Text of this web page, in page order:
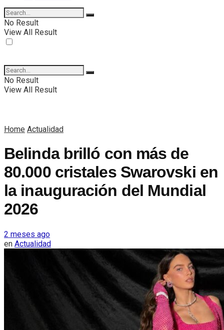
No Result
View All Result
No Result
View All Result
Home Actualidad
Belinda brilló con más de
80.000 cristales Swarovski en
la inauguración del Mundial
2026
2 meses ago
en Actualidad